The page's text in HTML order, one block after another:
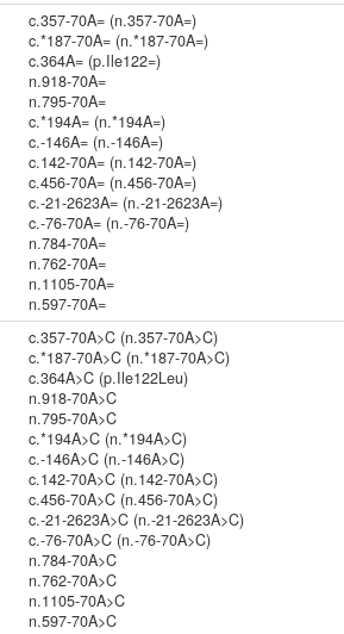
c.357-70A= (n.357-70A=)
c.*187-70A= (n.*187-70A=)
c.364A= (p.Ile122=)
n.918-70A=
n.795-70A=
c.*194A= (n.*194A=)
c.-146A= (n.-146A=)
c.142-70A= (n.142-70A=)
c.456-70A= (n.456-70A=)
c.-21-2623A= (n.-21-2623A=)
c.-76-70A= (n.-76-70A=)
n.784-70A=
n.762-70A=
n.1105-70A=
n.597-70A=
c.357-70A>C (n.357-70A>C)
c.*187-70A>C (n.*187-70A>C)
c.364A>C (p.Ile122Leu)
n.918-70A>C
n.795-70A>C
c.*194A>C (n.*194A>C)
c.-146A>C (n.-146A>C)
c.142-70A>C (n.142-70A>C)
c.456-70A>C (n.456-70A>C)
c.-21-2623A>C (n.-21-2623A>C)
c.-76-70A>C (n.-76-70A>C)
n.784-70A>C
n.762-70A>C
n.1105-70A>C
n.597-70A>C